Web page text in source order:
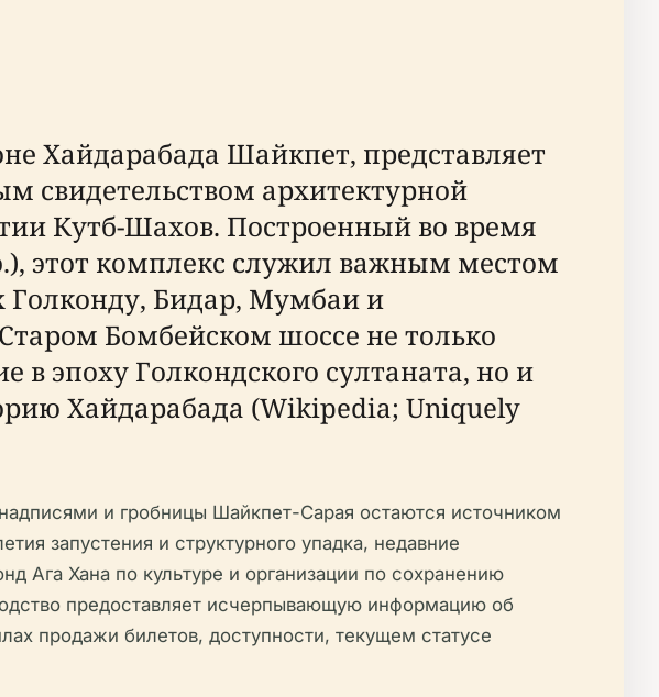
Хайдарабада Шайкпет, представляет
свидетельством архитектурной
Кутб-Шахов. Построенный во время
этот комплекс служил важным местом
Бидар, Мумбаи и
Бомбейском шоссе не только
в эпоху Голкондского султаната, но и
Хайдарабада (Wikipedia; Uniquely
и гробницы Шайкпет-Сарая остаются источником
запустения и структурного упадка, недавние
Ага Хана по культуре и организации по сохранению
предоставляет исчерпывающую информацию об
продажи билетов, доступности, текущем статусе